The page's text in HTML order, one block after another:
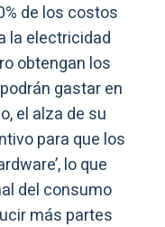
de los costos
la electricidad
obtengan los
gastar en
el alza de su
para que los
lo que
del consumo
más partes